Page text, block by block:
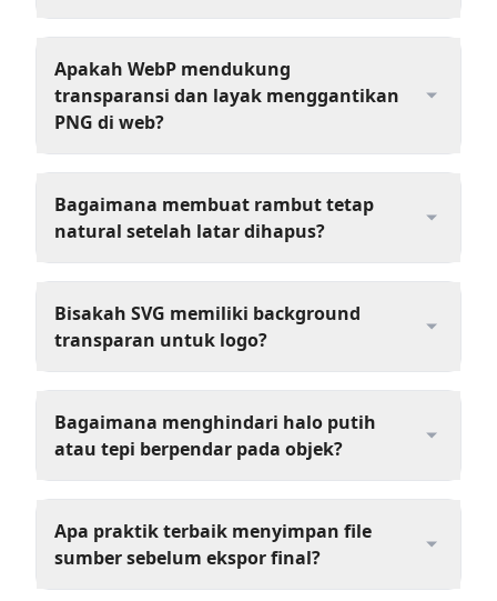
Apakah WebP mendukung
transparansi dan layak menggantikan
PNG di web?
Bagaimana membuat rambut tetap
natural setelah latar dihapus?
Bisakah SVG memiliki background
transparan untuk logo?
Bagaimana menghindari halo putih
atau tepi berpendar pada objek?
Apa praktik terbaik menyimpan file
sumber sebelum ekspor final?